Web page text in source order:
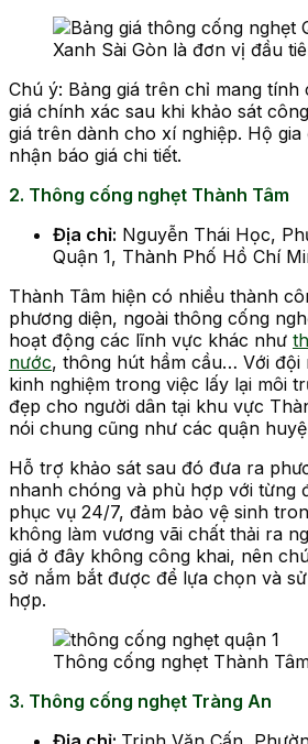
Xanh Sài Gòn là đơn vị đầu
Chú ý: Bảng giá trên chỉ mang tính
giá chính xác sau khi khảo sát
giá trên dành cho xí nghiệp. Hộ
nhận báo giá chi tiết.
2. Thông cống nghẹt Thành Tâm
Địa chỉ: Nguyễn Thái Học,
Quận 1, Thành Phố Hồ Chí
Thành Tâm hiện có nhiều thành
phương diện, ngoài thông cống
hoạt động các lĩnh vực khác như
nước, thông hút hầm cầu… Với đội
kinh nghiệm trong việc lấy lại môi
đẹp cho người dân tại khu vực
nói chung cũng như các quận
Hỗ trợ khảo sát sau đó đưa ra
nhanh chóng và phù hợp với từng
phục vụ 24/7, đảm bảo vệ sinh
không làm vương vãi chất thải ra
giá ở đây không công khai, nên
sở nắm bắt được để lựa chọn và
hợp.
Thông cống nghẹt Thành
3. Thông cống nghẹt Tràng An